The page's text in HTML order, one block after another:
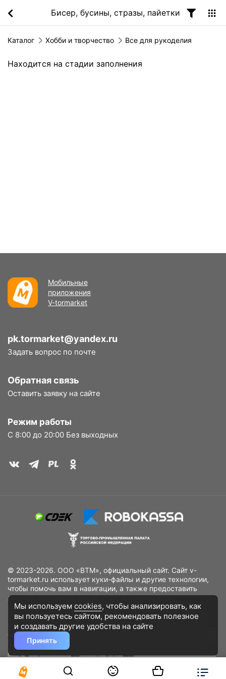
Бисер, бусины, стразы, пайетки
Каталог Хобби и творчество Все для рукоделия
Находится на стадии заполнения
Мобильные
приложения
V-tormarket
pk.tormarket@yandex.ru
Задать вопрос по почте
Обратная связь
Оставить заявку на сайте
Режим работы
С 8:00 до 20:00 Без выходных
© 2023-2026. ООО «ВТМ», официальный сайт. Сайт v-
tormarket.ru использует куки-файлы и другие технологии,
чтобы помочь вам в навигации, а также предоставить
лучший пользовательский опыт, анализировать
использование наших продуктов и услуг, повысить
качество рекламных и маркетинговых активностей. Если
Вы не хотите, чтобы Ваши пользовательские данные
обрабатывались, пожалуйста, ограничьте их использование
в своём браузере.
конфиденциальности
Разработано DST Global
Мы используем cookies, чтобы анализировать, как
вы пользуетесь сайтом, рекомендовать полезное
и создавать другие удобства на сайте
Принять